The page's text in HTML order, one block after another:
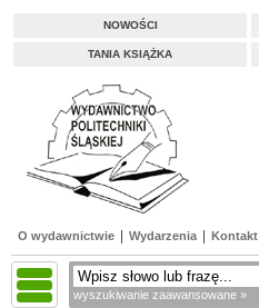
NOWOŚCI
TANIA KSIĄŻKA
O wydawnictwie Wydarzenia Kontakt
wyszukiwanie zaawansowane »